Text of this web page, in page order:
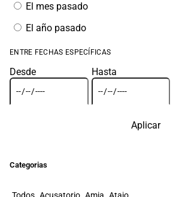
El mes pasado
El año pasado
ENTRE FECHAS ESPECÍFICAS
Desde Hasta
Aplicar
Categorias
Todos Acusatorio Amia Atajo